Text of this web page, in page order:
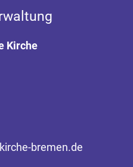
Kirche
bremen.de